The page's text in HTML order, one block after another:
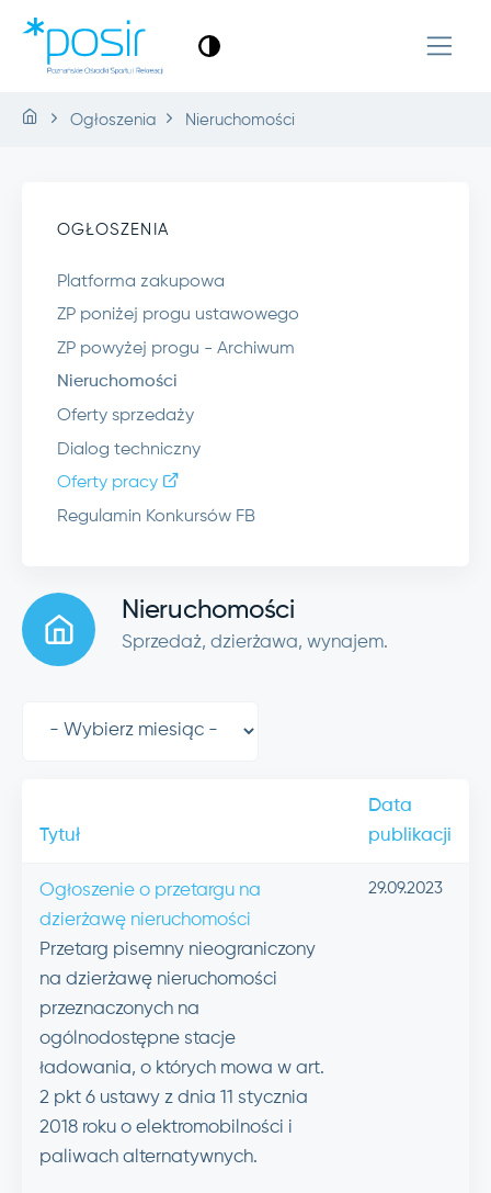
Ogłoszenia Nieruchomości
OGŁOSZENIA
Platforma zakupowa
ZP poniżej progu ustawowego
ZP powyżej progu - Archiwum
Nieruchomości
Oferty sprzedaży
Dialog techniczny
Oferty pracy
Regulamin Konkursów FB
Nieruchomości
Sprzedaż, dzierżawa, wynajem.
Tytuł
Data
publikacji
Ogłoszenie o przetargu na
dzierżawę nieruchomości
Przetarg pisemny nieograniczony
na dzierżawę nieruchomości
przeznaczonych na
ogólnodostępne stacje
ładowania, o których mowa w art.
2 pkt 6 ustawy z dnia 11 stycznia
2018 roku o elektromobilności i
paliwach alternatywnych.
29.09.2023